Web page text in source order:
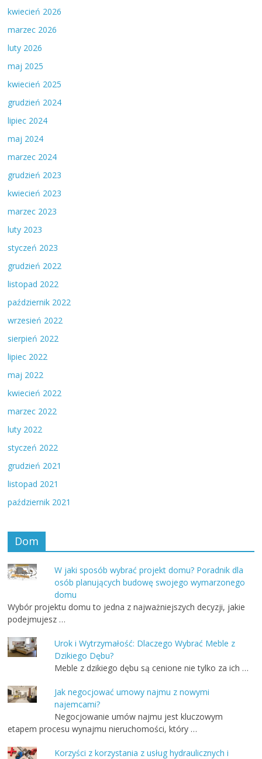
kwiecień 2026
marzec 2026
luty 2026
maj 2025
kwiecień 2025
grudzień 2024
lipiec 2024
maj 2024
marzec 2024
grudzień 2023
kwiecień 2023
marzec 2023
luty 2023
styczeń 2023
grudzień 2022
listopad 2022
październik 2022
wrzesień 2022
sierpień 2022
lipiec 2022
maj 2022
kwiecień 2022
marzec 2022
luty 2022
styczeń 2022
grudzień 2021
listopad 2021
październik 2021
Dom
W jaki sposób wybrać projekt domu? Poradnik dla
osób planujących budowę swojego wymarzonego
domu
Wybór projektu domu to jedna z najważniejszych decyzji, jakie
podejmujesz …
Urok i Wytrzymałość: Dlaczego Wybrać Meble z
Dzikiego Dębu?
Meble z dzikiego dębu są cenione nie tylko za ich …
Jak negocjować umowy najmu z nowymi
najemcami?
Negocjowanie umów najmu jest kluczowym
etapem procesu wynajmu nieruchomości, który …
Korzyści z korzystania z usług hydraulicznych i